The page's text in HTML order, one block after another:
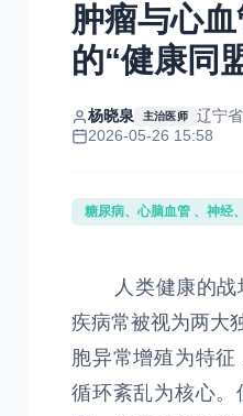
肿瘤与心
的“健康同
杨晓泉 主治医师
辽宁
2026-05-26 15:58
糖尿病、心脑血管 、神经
人类健康的战
疾病常被视为两大
胞异常增殖为特征
循环紊乱为核心